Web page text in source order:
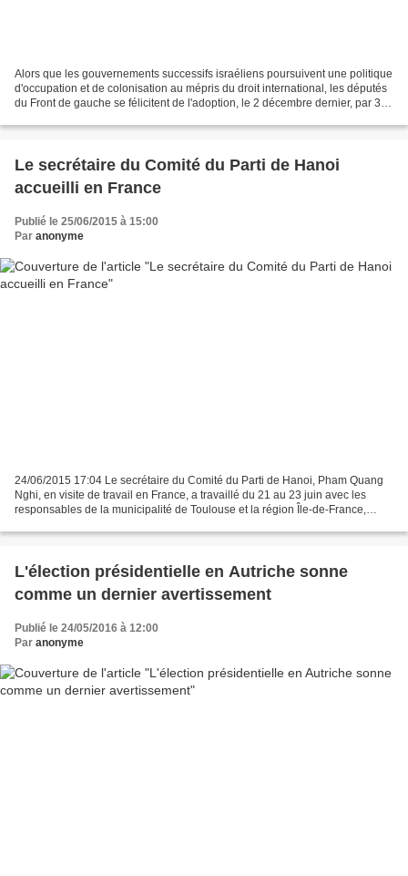
Alors que les gouvernements successifs israéliens poursuivent une politique
d'occupation et de colonisation au mépris du droit international, les députés
du Front de gauche se félicitent de l'adoption, le 2 décembre dernier, par 339
Le secrétaire du Comité du Parti de Hanoi
accueilli en France
Publié le 25/06/2015 à 15:00
Par anonyme
24/06/2015 17:04 Le secrétaire du Comité du Parti de Hanoi, Pham Quang
Nghi, en visite de travail en France, a travaillé du 21 au 23 juin avec les
responsables de la municipalité de Toulouse et la région Île-de-France,
L'élection présidentielle en Autriche sonne
comme un dernier avertissement
Publié le 24/05/2016 à 12:00
Par anonyme